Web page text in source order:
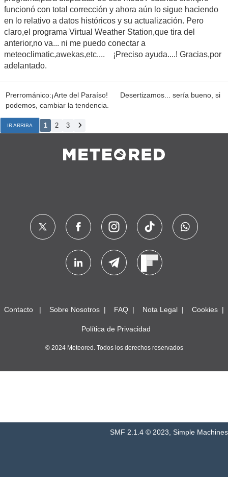
funcionó con total corrección y ahora aún lo sigue haciendo
en lo relativo a datos históricos y su actualización. Pero
claro,el programa Virtual Weather Station,que tira del
anterior,no va... ni me puedo conectar a
meteoclimatic,awekas,etc.... ¡Preciso ayuda....! Gracias,por
adelantado.
Prerrománico:¡Arte del Paraíso! Desertizamos... sería bueno, si
podemos, cambiar la tendencia.
IR ARRIBA 1 2 3
Contacto Sobre Nosotros FAQ Nota Legal Cookies
Política de Privacidad
© 2024 Meteored. Todos los derechos reservados
SMF 2.1.4 © 2023, Simple Machines